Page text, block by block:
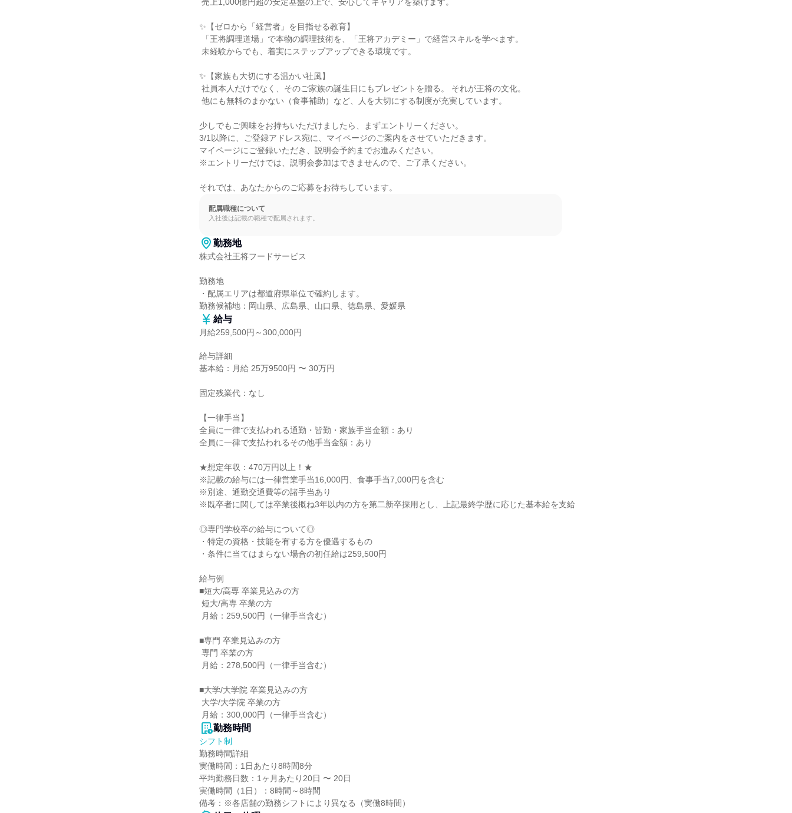
✨【ゼロから「経営者」を目指せる教育】
✨【家族も大切にする温かい社風】
少しでもご興味をお持ちいただけましたら、まずエントリーください。
3/1以降に、ご登録アドレス宛に、マイページのご案内をさせていただきます。
マイページにご登録いただき、説明会予約までお進みください。
※エントリーだけでは、説明会参加はできませんので、ご了承ください。
それでは、あなたからのご応募をお待ちしています。
配属職種について
入社後は記載の職種で配属されます。
勤務地
株式会社王将フードサービス
勤務地
・配属エリアは都道府県単位で確約します。
勤務候補地：岡山県、広島県、山口県、徳島県、愛媛県
給与
月給259,500円～300,000円
給与詳細
基本給：月給 25万9500円 〜 30万円
固定残業代：なし
【一律手当】
全員に一律で支払われる通勤・皆勤・家族手当金額：あり
全員に一律で支払われるその他手当金額：あり
★想定年収：470万円以上！★
※記載の給与には一律営業手当16,000円、食事手当7,000円を含む
※別途、通勤交通費等の諸手当あり
※既卒者に関しては卒業後概ね3年以内の方を第二新卒採用とし、上記最終学歴に応じた基本給を支給
◎専門学校卒の給与について◎
・特定の資格・技能を有する方を優遇するもの
・条件に当てはまらない場合の初任給は259,500円
給与例
■短大/高専 卒業見込みの方
■専門 卒業見込みの方
■大学/大学院 卒業見込みの方
月給：300,000円（一律手当含む）
勤務時間
シフト制
勤務時間詳細
実働時間：1日あたり8時間8分
平均勤務日数：1ヶ月あたり20日 〜 20日
実働時間（1日）：8時間～8時間
備考：※各店舗の勤務シフトにより異なる（実働8時間）